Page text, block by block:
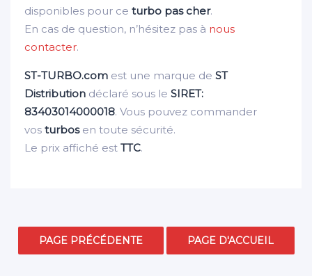
disponibles pour ce turbo pas cher.
En cas de question, n’hésitez pas à nous
contacter.
ST-TURBO.com est une marque de ST
Distribution déclaré sous le SIRET:
83403014000018. Vous pouvez commander
vos turbosen toute sécurité.
Le prix affiché est TTC.